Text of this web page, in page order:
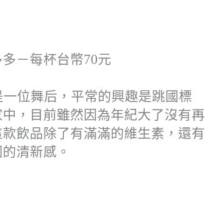
－每杯台幣70元
位舞后，平常的興趣是跳國標
，目前雖然因為年紀大了沒有再
飲品除了有滿滿的維生素，還有
清新感。